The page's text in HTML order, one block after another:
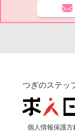
つぎのステッ
個人情報保護方